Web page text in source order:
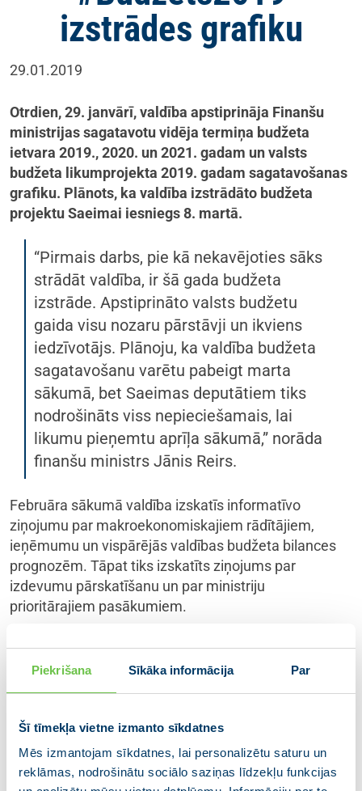
Piekrišana Sīkāka informācija Par
Šī tīmekļa vietne izmanto sīkdatnes
Mēs izmantojam sīkdatnes, lai personalizētu saturu un
reklāmas, nodrošinātu sociālo saziņas līdzekļu funkcijas
izstrādes grafiku
29.01.2019
Otrdien, 29. janvārī, valdība apstiprināja Finanšu
ministrijas sagatavotu vidēja termiņa budžeta
ietvara 2019., 2020. un 2021. gadam un valsts
budžeta likumprojekta 2019. gadam sagatavošanas
grafiku. Plānots, ka valdība izstrādāto budžeta
projektu Saeimai iesniegs 8. martā.
“Pirmais darbs, pie kā nekavējoties sāks
strādāt valdība, ir šā gada budžeta
izstrāde. Apstiprināto valsts budžetu
gaida visu nozaru pārstāvji un ikviens
iedzīvotājs. Plānoju, ka valdība budžeta
sagatavošanu varētu pabeigt marta
sākumā, bet Saeimas deputātiem tiks
nodrošināts viss nepieciešamais, lai
likumu pieņemtu aprīļa sākumā,” norāda
finanšu ministrs Jānis Reirs.
Februāra sākumā valdība izskatīs informatīvo
ziņojumu par makroekonomiskajiem rādītājiem,
ieņēmumu un vispārējās valdības budžeta bilances
prognozēm. Tāpat tiks izskatīts ziņojums par
izdevumu pārskatīšanu un par ministriju
prioritārajiem pasākumiem.
Ministru kabinetam apstiprināšanai precizēto
gada budžeta projektu varētu apstiprināt 5. martā, un